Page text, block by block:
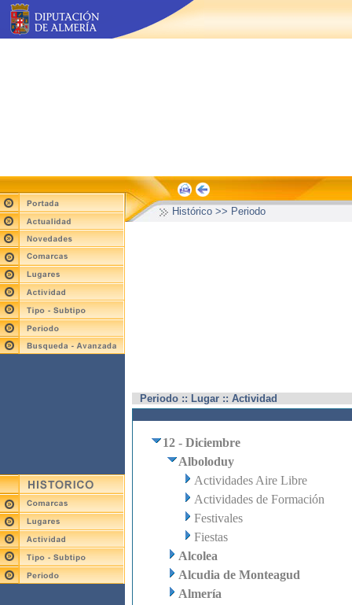
Histórico >> Periodo
Periodo :: Lugar :: Actividad
12 - Diciembre
Alboloduy
Actividades Aire Libre
Actividades de Formación
Festivales
Fiestas
Alcolea
Alcudia de Monteagud
Almería